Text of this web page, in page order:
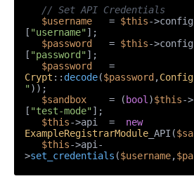
// Set API Credentials
$username
   =
$this-
[ "username"];
$password
   =
$this-
[ "password"];
$password
Crypt ::decode($password ,Config
"));
$sandbox
    = (
bool )$this-
[ "test-mode"];
$this->api  = new
ExampleRegistrarModule _API(
$this->api-
>set_credentials ($username,